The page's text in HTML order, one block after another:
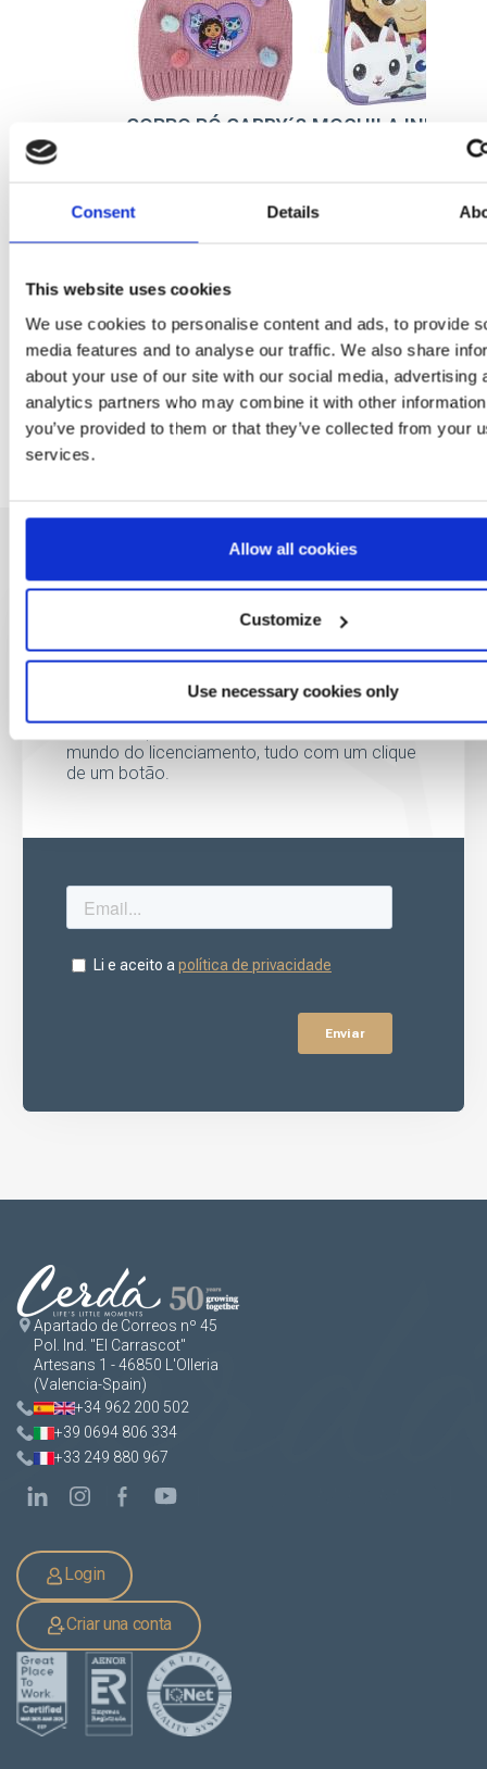
Consent Details
This website uses cookies
We use cookies to personalise content and ads, to provide
media features and to analyse our traffic. We also share
about your use of our site with our social media, advertising
analytics partners who may combine it with other
you’ve provided to them or that they’ve collected from your
services.
Allow all cookies
Customize
Use necessary cookies only
GORRO PÓ GABBY´S MOCHILA
ESCOLAR GABBY´S
Seja o primeiro a
saber
mundo do licenciamento, tudo com um clique
de um botão.
Apartado de Correos nº 45
Pol. Ind. "El Carrascot"
Artesans 1 - 46850 L'Olleria
(Valencia-Spain)
+34 962 200 502
+39 0694 806 334
+33 249 880 967
Login
Criar una conta